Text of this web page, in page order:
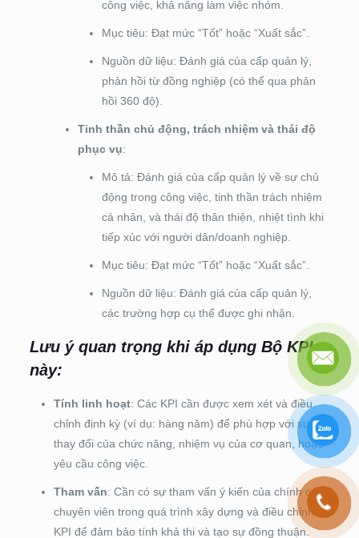
công việc, khả năng làm việc nhóm.
Mục tiêu: Đạt mức “Tốt” hoặc “Xuất sắc”.
Nguồn dữ liệu: Đánh giá của cấp quản lý,
phản hồi từ đồng nghiệp (có thể qua phản
hồi 360 độ).
Tinh thần chủ động, trách nhiệm và thái độ
phục vụ:
Mô tả: Đánh giá của cấp quản lý về sự chủ
động trong công việc, tinh thần trách nhiệm
cá nhân, và thái độ thân thiện, nhiệt tình khi
tiếp xúc với người dân/doanh nghiệp.
Mục tiêu: Đạt mức “Tốt” hoặc “Xuất sắc”.
Nguồn dữ liệu: Đánh giá của cấp quản lý,
các trường hợp cụ thể được ghi nhận.
Lưu ý quan trọng khi áp dụng Bộ KPI
này:
Tính linh hoạt: Các KPI cần được xem xét và điều
chỉnh định kỳ (ví dụ: hàng năm) để phù hợp với sự
thay đổi của chức năng, nhiệm vụ của cơ quan, hoặc
yêu cầu công việc.
Tham vấn: Cần có sự tham vấn ý kiến của chính các
chuyên viên trong quá trình xây dựng và điều chỉnh
KPI để đảm bảo tính khả thi và tạo sự đồng thuận.